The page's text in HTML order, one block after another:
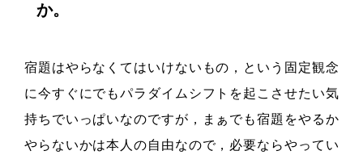
か。
宿題はやらなくてはいけないもの，という固定観念
に今すぐにでもパラダイムシフトを起こさせたい気
持ちでいっぱいなのですが，まぁでも宿題をやるか
やらないかは本人の自由なので，必要ならやってい